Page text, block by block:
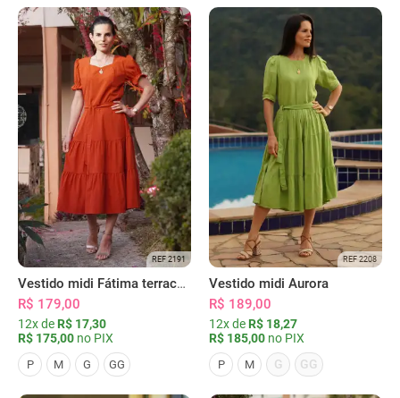
REF 2191
Vestido midi Fátima terracota
R$ 179,00
12x de R$ 17,30
R$ 175,00 no PIX
P M G GG
REF 2208
Vestido midi Aurora
R$ 189,00
12x de R$ 18,27
R$ 185,00 no PIX
P M G GG